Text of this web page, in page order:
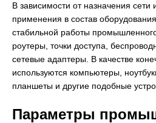
В зависимости от назначения сети
применения в состав
стабильной работы
роутеры, точки доступа,
сетевые адаптеры. В качестве
используются компьютеры,
планшеты и другие подобные
Параметры